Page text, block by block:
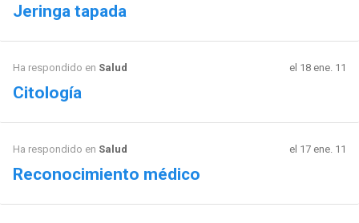
Jeringa tapada
Ha respondido en Salud el 18 ene. 11
Citología
Ha respondido en Salud el 17 ene. 11
Reconocimiento médico